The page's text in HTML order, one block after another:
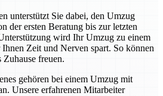
unterstützt Sie dabei, den Umzug
der ersten Beratung bis zur letzten
wird Ihr Umzug zu einem
Ihnen Zeit und Nerven spart. So können
Zuhause freuen.
gehören bei einem Umzug mit
Unsere erfahrenen Mitarbeiter